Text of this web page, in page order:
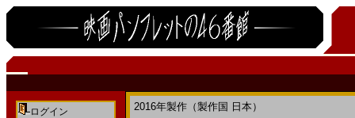
ログイン
2016年製作（製作国 日本）